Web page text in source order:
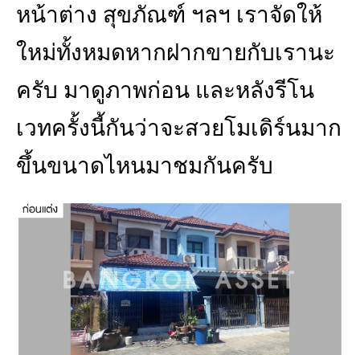
หน้าต่าง สุขภัณฑ์ ฯลฯ เราจัดให้
ใหม่ทั้งหมดหากฝากขายกับเรานะ
ครับ มาดูภาพก่อน และหลังรีโน
เวทครั้งนี้กันว่าจะสวยโมเดิร์นมาก
ขึ้นขนาดไหนมาชมกันครับ